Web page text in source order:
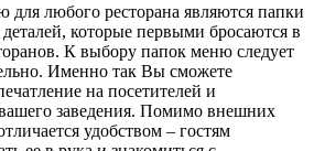
для любого ресторана являются папки
которые первыми бросаются в
К выбору папок меню следует
Именно так Вы сможете
на посетителей и
заведения. Помимо внешних
удобством – гостям